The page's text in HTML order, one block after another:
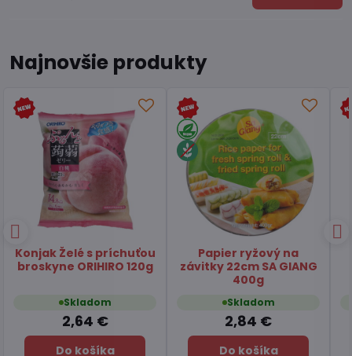
Najnovšie produkty
Čaj Matcha Yuzu
TSUBOICHI 5x10g
Skladom
7,45 €
Do košíka
Čaj zelený pražený
Hojicha latte TSUBOICHI
100g
Skladom
6,49 €
Do košíka